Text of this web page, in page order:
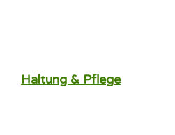
Haltung & Pflege